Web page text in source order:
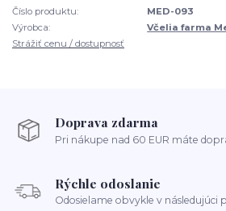
Číslo produktu:
MED-093
Výrobca:
Včelia farma
Strážiť cenu / dostupnosť
Doprava zdarma
Pri nákupe nad 60 EUR máte
Rýchle odoslanie
Odosielame obvykle v následujúci